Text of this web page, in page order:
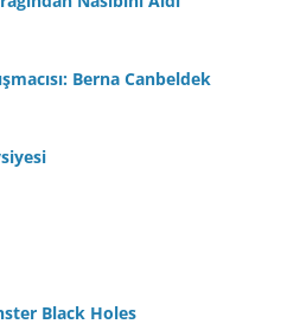
Berna Canbeldek
Black Holes